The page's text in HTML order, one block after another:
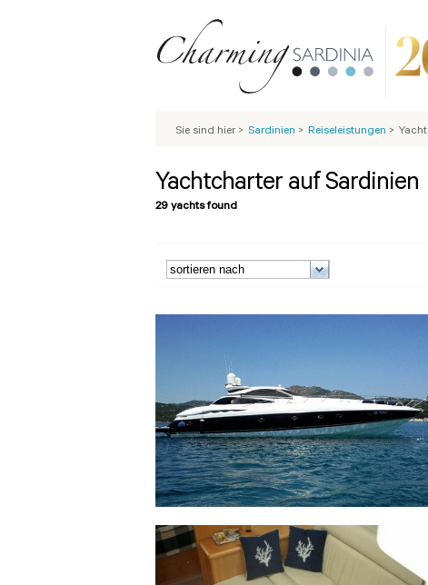
Sie sind hier > Sardinien > Reiseleistungen > Yacht
Yachtcharter auf Sardinien
29 yachts found